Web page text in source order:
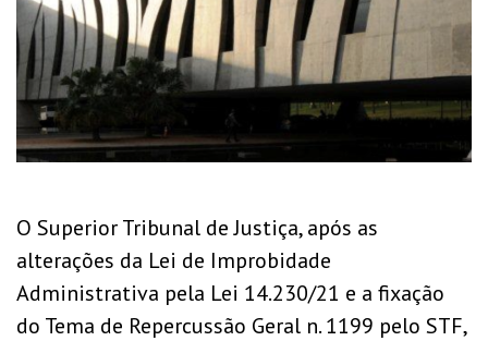
O Superior Tribunal de Justiça, após as
alterações da Lei de Improbidade
Administrativa pela Lei 14.230/21 e a fixação
do Tema de Repercussão Geral n. 1199 pelo STF,